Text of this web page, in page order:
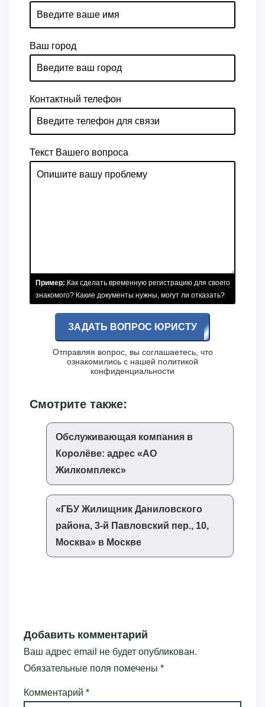
Ваш город
Контактный телефон
Текст Вашего вопроса
Пример: Как сделать временную регистрацию для своего
знакомого? Какие документы нужны, могут ли отказать?
ЗАДАТЬ ВОПРОС ЮРИСТУ
Отправляя вопрос, вы соглашаетесь, что
ознакомились с нашей политикой
конфиденциальности
Смотрите также:
Обслуживающая компания в
Королёве: адрес «‎АО
Жилкомплекс»‎
«‎ГБУ Жилищник Даниловского
района, 3-й Павловский пер., 10,
Москва»‎ в Москве
Добавить комментарий
Ваш адрес email не будет опубликован.
Обязательные поля помечены *
Комментарий *